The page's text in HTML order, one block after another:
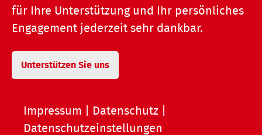
für Ihre Unterstützung und Ihr persönliches
Engagement jederzeit sehr dankbar.
Unterstützen Sie uns
Impressum Datenschutz
Datenschutzeinstellungen